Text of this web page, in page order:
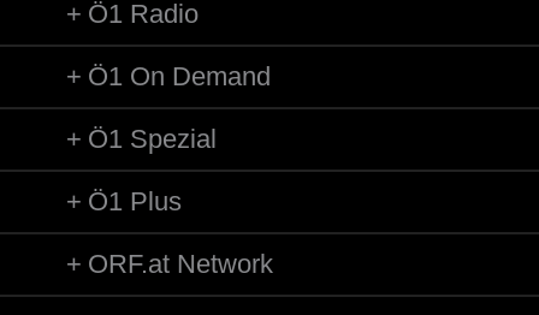
Ö1 Radio
Ö1 On Demand
Ö1 Spezial
Ö1 Plus
ORF.at Network